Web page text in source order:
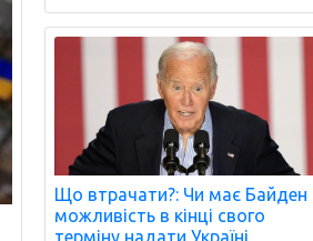
Що втрачати?: Чи має Байден
можливість в кінці свого
терміну надати Україні